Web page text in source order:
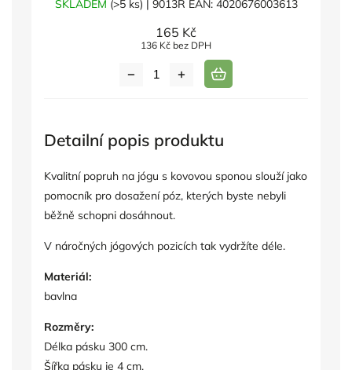
SKLADEM (>5 ks) | 9013R EAN: 4020676003613
165 Kč
136 Kč bez DPH
Detailní popis produktu
Kvalitní popruh na jógu s kovovou sponou slouží jako
pomocník pro dosažení póz, kterých byste nebyli
běžně schopni dosáhnout.
V náročných jógových pozicích tak vydržíte déle.
Materiál:
bavlna
Rozměry:
Délka pásku 300 cm.
Šířka pásku je 4 cm.